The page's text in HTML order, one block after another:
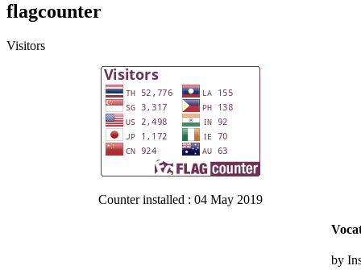
flagcounter
Visitors
Counter installed : 04 May 2019
by